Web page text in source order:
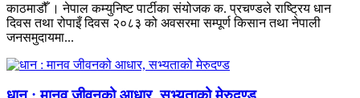
काठमाडौँ । नेपाल कम्युनिष्ट पार्टीका संयोजक क. प्रचण्डले राष्ट्रिय धान
दिवस तथा रोपाइँ दिवस २०८३ को अवसरमा सम्पूर्ण किसान तथा नेपाली
जनसमुदायमा...